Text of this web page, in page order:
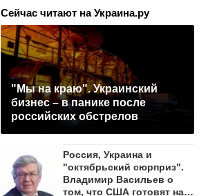
Сейчас читают на Украина.ру
"Мы на краю". Украинский
бизнес – в панике после
российских обстрелов
Россия, Украина и
"октябрьский сюрприз".
Владимир Васильев о
том, что США готовят на